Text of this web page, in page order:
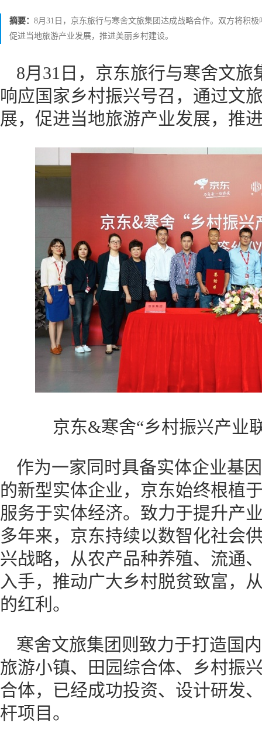
摘要： 8月31日，京东旅行与寒舍文旅集团达成战略合作。双方将积
促进当地旅游产业发展，推进美丽乡村建设。
8月31日，京东旅行与寒舍文
响应国家乡村振兴号召，通过文
展，促进当地旅游产业发展，推
京东&寒舍“乡村振兴产业
作为一家同时具备实体企业基
的新型实体企业，京东始终根植
服务于实体经济。致力于提升产
多年来，京东持续以数智化社会
兴战略，从农产品种养殖、流通
入手，推动广大乡村脱贫致富，
的红利。
寒舍文旅集团则致力于打造国
旅游小镇、田园综合体、乡村振
合体，已经成功投资、设计研发
杆项目。